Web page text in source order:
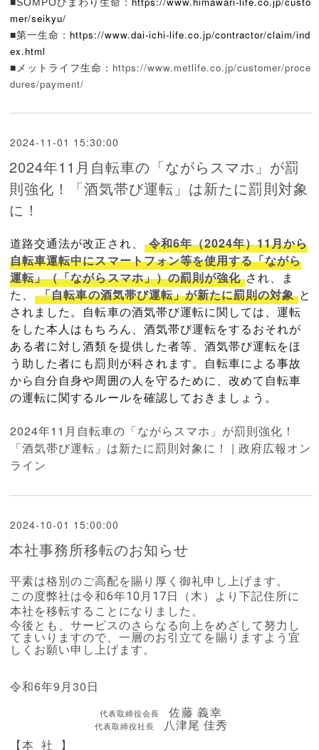
mer/seikyu/
■第一生命： https://www.dai-ichi-life.co.jp/contractor/claim/ind
ex.html
■メットライフ生命： https://www.metlife.co.jp/customer/proce
dures/payment/
2024-11-01 15:30:00
2024年11月自転車の「ながらスマホ」が罰
則強化！「酒気帯び運転」は新たに罰則対象
に！
道路交通法が改正され、
令和6年（2024年）11月から
自転車運転中にスマートフォン等を使用する「ながら
運転」（「ながらスマホ」）の罰則が強化 され、ま
た、
「自転車の酒気帯び運転」が新たに罰則の対象 と
されました。自転車の酒気帯び運転に関しては、運転
をした本人はもちろん、酒気帯び運転をするおそれが
ある者に対し酒類を提供した者等、酒気帯び運転をほ
う助した者にも罰則が科されます。自転車による事故
から自分自身や周囲の人を守るために、改めて自転車
の運転に関するルールを確認しておきましょう。
2024年11月自転車の「ながらスマホ」が罰則強化！
「酒気帯び運転」は新たに罰則対象に！ | 政府広報オン
ライン
2024-10-01 15:00:00
本社事務所移転のお知らせ
平素は格別のご高配を賜り厚く御礼申し上げます。
この度弊社は令和6年10月17日（木）より下記住所に
本社を移転することになりました。
今後とも、サービスのさらなる向上をめざして努力し
てまいりますので、一層のお引立てを賜りますよう宜
しくお願い申し上げます。
令和6年9 月30日
代表取締役会長 佐藤 義幸
代表取締役社長
八津尾 佳秀
【本社 】